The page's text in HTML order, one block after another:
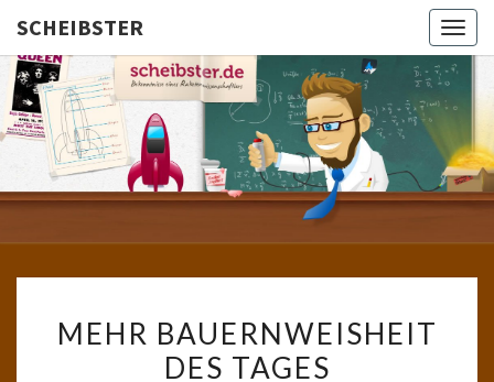
SCHEIBSTER
Gutbürgerliche
Reime Und
Mehr! In
Blogform.
School!
BAUERNWEISHEIT
DES
MEHR BAUERNWEISHEIT
DES TAGES